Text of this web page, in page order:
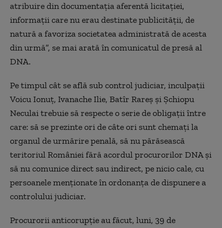
atribuire din documentaţia aferentă licitaţiei,
informaţii care nu erau destinate publicităţii, de
natură a favoriza societatea administrată de acesta
din urmă”, se mai arată în comunicatul de presă al
DNA.
Pe timpul cât se află sub control judiciar, inculpaţii
Voicu Ionuţ, Ivanache Ilie, Batîr Rareş şi Şchiopu
Neculai trebuie să respecte o serie de obligaţii între
care: să se prezinte ori de câte ori sunt chemaţi la
organul de urmărire penală, să nu părăsească
teritoriul României fără acordul procurorilor DNA şi
să nu comunice direct sau indirect, pe nicio cale, cu
persoanele menţionate în ordonanţa de dispunere a
controlului judiciar.
Procurorii anticorupţie au făcut, luni, 39 de